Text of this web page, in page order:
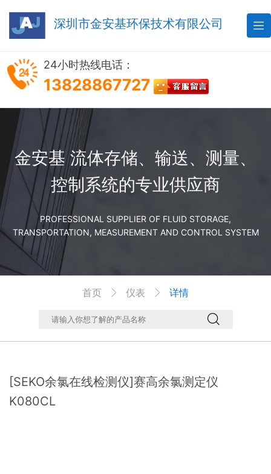
深圳市金安基环保技术有限公司 
24小时热线电话：
13828867727
金安基 流体存储、输送、测量、
控制系统的专业供应商
PROFESSIONAL SUPPLIER OF FLUID STORAGE,
TRANSPORTATION, MEASUREMENT AND CONTROL SYSTEM
首页  仪表  详情

[SEKO余氯在线检测仪]赛高余氯测定仪
K080CL